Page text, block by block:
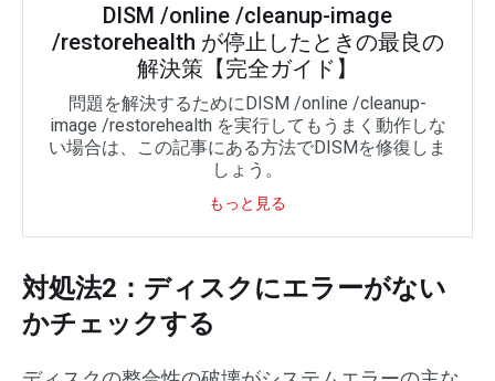
DISM /online /cleanup-image
/restorehealth が停止したときの最良の
解決策【完全ガイド】
問題を解決するためにDISM /online /cleanup-
image /restorehealth を実行してもうまく動作しな
い場合は、この記事にある方法でDISMを修復しま
しょう。
もっと見る
対処法2：ディスクにエラーがない
かチェックする